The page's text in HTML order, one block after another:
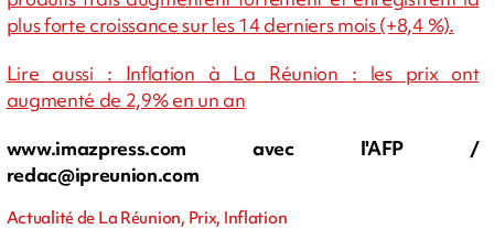
plus forte croissance sur les 14 derniers mois (+8,4 %).
Lire aussi : Inflation à La Réunion : les prix ont
augmenté de 2,9% en un an
www.imazpress.com avec l'AFP /
redac@ipreunion.com
Actualité de La Réunion, Prix, Inflation